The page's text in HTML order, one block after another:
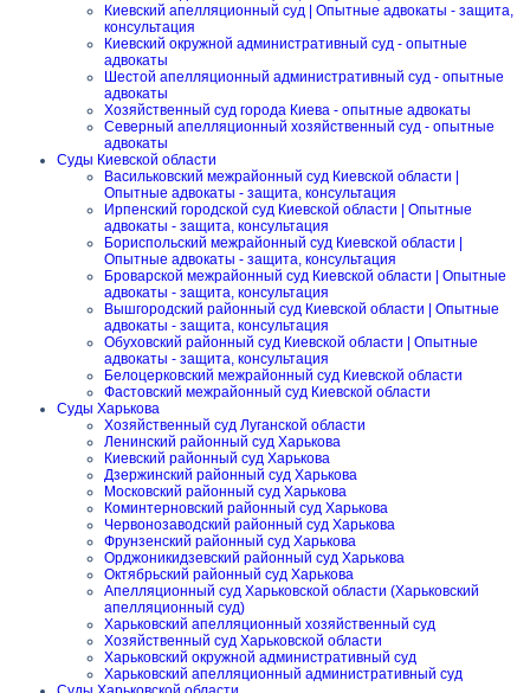
Киевский апелляционный суд | Опытные адвокаты - защита,
консультация
Киевский окружной административный суд - опытные
адвокаты
Шестой апелляционный административный суд - опытные
адвокаты
Хозяйственный суд города Киева - опытные адвокаты
Северный апелляционный хозяйственный суд - опытные
адвокаты
Суды Киевской области
Васильковский межрайонный суд Киевской области |
Опытные адвокаты - защита, консультация
Ирпенский городской суд Киевской области | Опытные
адвокаты - защита, консультация
Бориспольский межрайонный суд Киевской области |
Опытные адвокаты - защита, консультация
Броварской межрайонный суд Киевской области | Опытные
адвокаты - защита, консультация
Вышгородский районный суд Киевской области | Опытные
адвокаты - защита, консультация
Обуховский районный суд Киевской области | Опытные
адвокаты - защита, консультация
Белоцерковский межрайонный суд Киевской области
Фастовский межрайонный суд Киевской области
Суды Харькова
Хозяйственный суд Луганской области
Ленинский районный суд Харькова
Киевский районный суд Харькова
Дзержинский районный суд Харькова
Московский районный суд Харькова
Коминтерновский районный суд Харькова
Червонозаводский районный суд Харькова
Фрунзенский районный суд Харькова
Орджоникидзевский районный суд Харькова
Октябрьский районный суд Харькова
Апелляционный суд Харьковской области (Харьковский
апелляционный суд)
Харьковский апелляционный хозяйственный суд
Хозяйственный суд Харьковской области
Харьковский окружной административный суд
Харьковский апелляционный административный суд